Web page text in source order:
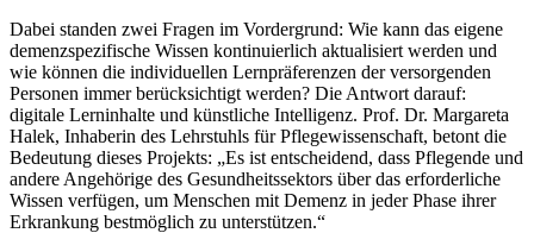
Dabei standen zwei Fragen im Vordergrund: Wie kann das eigene
demenzspezifische Wissen kontinuierlich aktualisiert werden und
wie können die individuellen Lernpräferenzen der versorgenden
Personen immer berücksichtigt werden? Die Antwort darauf:
digitale Lerninhalte und künstliche Intelligenz. Prof. Dr. Margareta
Halek, Inhaberin des Lehrstuhls für Pflegewissenschaft, betont die
Bedeutung dieses Projekts: „Es ist entscheidend, dass Pflegende und
andere Angehörige des Gesundheitssektors über das erforderliche
Wissen verfügen, um Menschen mit Demenz in jeder Phase ihrer
Erkrankung bestmöglich zu unterstützen.“